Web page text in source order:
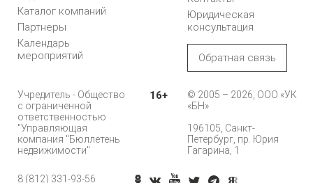
Каталог компаний
Партнеры
Календарь
мероприятий
Юридическая
консультация
Обратная связь
Учредитель - Общество
с ограниченной
ответственностью
"Управляющая
компания "Бюллетень
недвижимости"
16+
© 2005 – 2026, ООО «УК
«БН»
196105, Санкт-
Петербург, пр. Юрия
Гагарина, 1
8 (812) 331-93-56